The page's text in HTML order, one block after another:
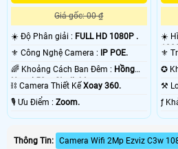
Giá gốc: 00 ₫
☀️ Độ Phân giải : FULL HD 1080P .
⚜️ Công Nghệ Camera :
IP POE.
🌈 Khoảng Cách Ban Đêm : Hồng
Ngoại 50m Starlight.
⛓ Camera Thiết Kế Xoay 360.
️🎙 Ưu Điểm : Zoom.
☀️
⚒
Thông Tin: Camera Wifi 2Mp Ezviz C3w